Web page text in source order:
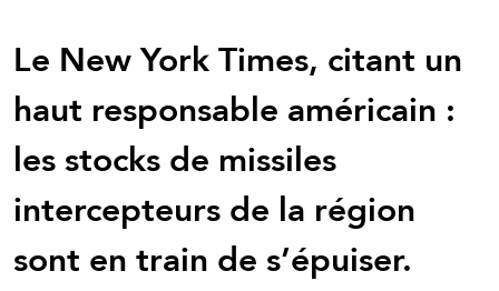
Le New York Times, citant un
haut responsable américain :
les stocks de missiles
intercepteurs de la région
sont en train de s’épuiser.